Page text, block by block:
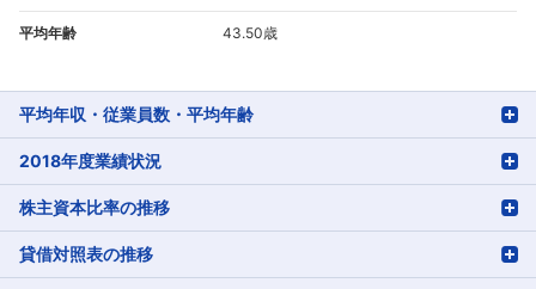
平均年齢 43.50歳
平均年収・従業員数・平均年齢
2018年度業績状況
株主資本比率の推移
貸借対照表の推移